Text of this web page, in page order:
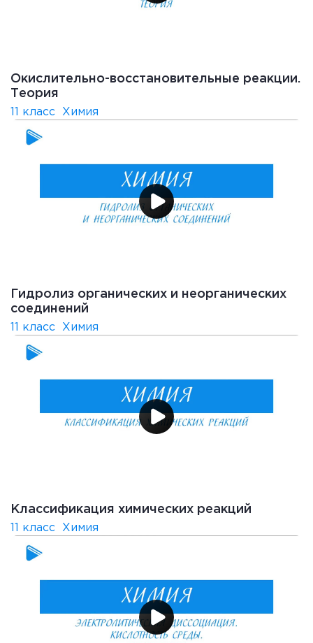
Окислительно-восстановительные реакции.
Теория
11 класс Химия
Гидролиз органических и неорганических
соединений
11 класс Химия
Классификация химических реакций
11 класс Химия